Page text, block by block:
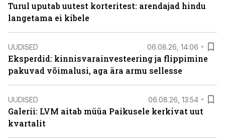
Turul uputab uutest korteritest: arendajad hindu
langetama ei kibele
UUDISED 06.08.26, 14:06
Eksperdid: kinnisvarainvesteering ja flippimine
pakuvad võimalusi, aga ära armu sellesse
UUDISED 06.08.26, 13:54
Galerii: LVM aitab müüa Paikusele kerkivat uut
kvartalit